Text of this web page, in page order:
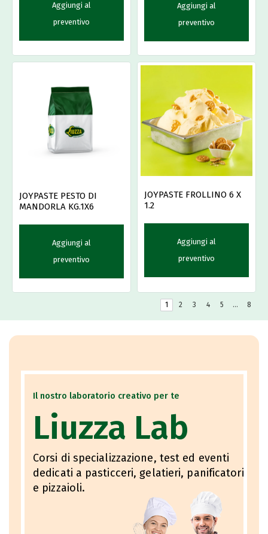
Aggiungi al
preventivo
Aggiungi al
preventivo
JOYPASTE PESTO DI
MANDORLA KG.1X6
Aggiungi al
preventivo
JOYPASTE FROLLINO 6 X
1.2
Aggiungi al
preventivo
1 2 3 4 5 … 8
Il nostro laboratorio creativo per te
Liuzza Lab
Corsi di specializzazione, test ed eventi
dedicati a pasticceri, gelatieri, panificatori
e pizzaioli.